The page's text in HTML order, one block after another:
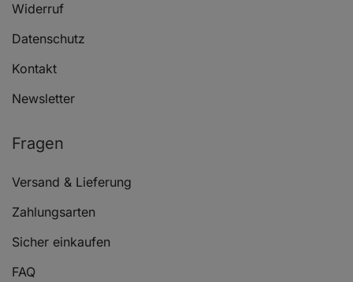
Widerruf
Datenschutz
Kontakt
Newsletter
Fragen
Versand & Lieferung
Zahlungsarten
Sicher einkaufen
FAQ